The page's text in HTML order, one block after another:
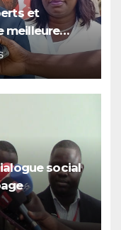
et
meilleure
des soins
social